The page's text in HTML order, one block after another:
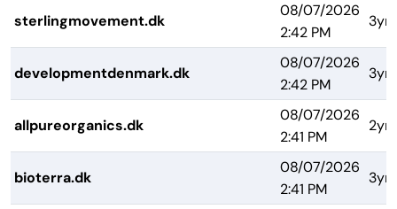
sterlingmovement.dk
08/07/2026
2:42 PM
3yrs
developmentdenmark.dk
08/07/2026
2:42 PM
3yrs
allpureorganics.dk
08/07/2026
2:41 PM
2yrs
bioterra.dk
08/07/2026
2:41 PM
3yrs